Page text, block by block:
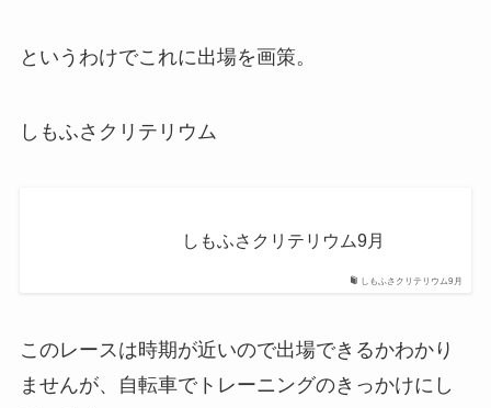
というわけでこれに出場を画策。
しもふさクリテリウム
しもふさクリテリウム9月
しもふさクリテリウム9月
このレースは時期が近いので出場できるかわかり
ませんが、自転車でトレーニングのきっかけにし